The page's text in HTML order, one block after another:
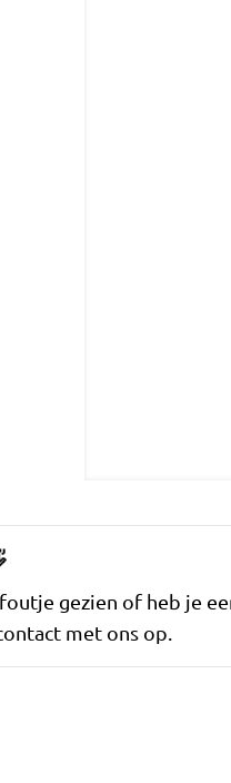
gezien of heb je
met ons op.